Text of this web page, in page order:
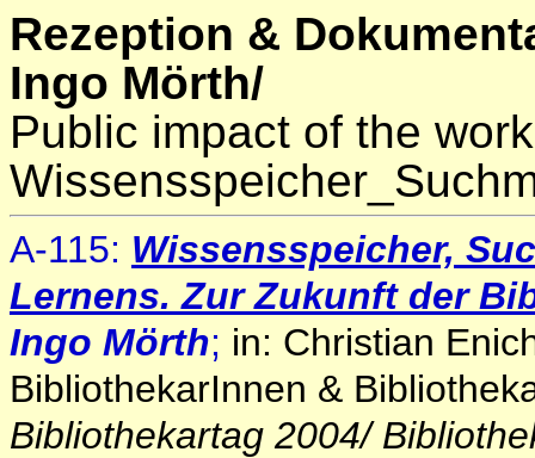
Rezeption &
Ingo Mörth/
Public impact of the
A-115: Wissensspeicher,
Lernens.Zur Zukunft der
Ingo Mörth; in: Christian
BibliothekarInnen &
Bibliothekartag 2004/